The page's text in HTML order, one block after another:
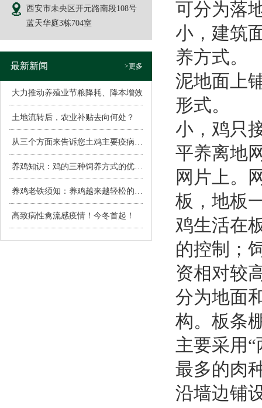
西安市未央区开元路南段108号
蓝天华庭3栋704室
最新新闻 >更多
大力推动养殖业节粮降耗、降本增效
土地流转后，农业补贴去向何处？
从三个方面来告诉您土鸡主要疫病的表现
养鸡知识：鸡的三种饲养方式的优缺点
养鸡老铁须知：养鸡越来越轻松的6种心态
高致病性禽流感疫情！今冬首起！
可分为落
小，建筑
养方式。
泥地面上
形式。
小，鸡只
平养离地
网片上。
板，地板
鸡生活在
的控制；
资相对较
分为地面
构。板条
主要采用
最多的肉
沿墙边铺